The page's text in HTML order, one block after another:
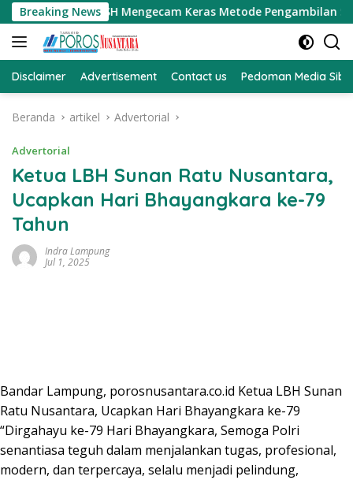
Langsung
ke
konten
Breaking News
Daeng SH Mengecam Keras Metode Pengambilan
Disclaimer Advertisement Contact us Pedoman Media
Beranda artikel Advertorial
Advertorial
Ketua LBH Sunan Ratu Nusantara,
Ucapkan Hari Bhayangkara ke-79
Tahun
Indra Lampung
Jul 1, 2025
Bandar Lampung, porosnusantara.co.id Ketua LBH Sunan
Ratu Nusantara, Ucapkan Hari Bhayangkara ke-79
“Dirgahayu ke-79 Hari Bhayangkara, Semoga Polri
senantiasa teguh dalam menjalankan tugas, profesional,
modern, dan terpercaya, selalu menjadi pelindung,